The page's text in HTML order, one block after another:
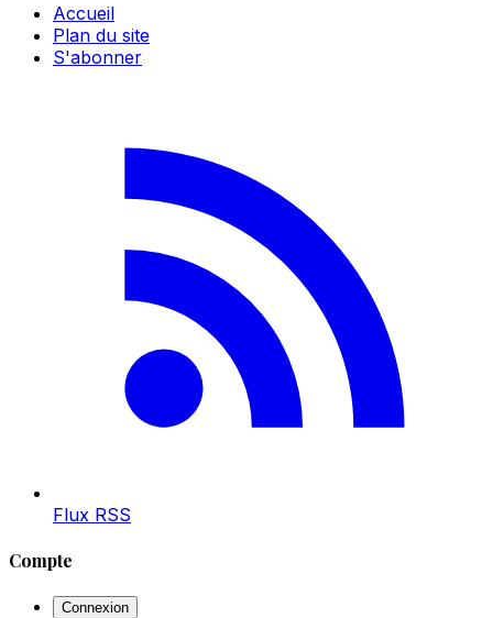
Accueil
Plan du site
S'abonner
Flux RSS
Compte
Connexion